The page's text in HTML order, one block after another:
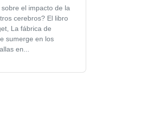
el impacto de la
cerebros? El libro
La fábrica de
sumerge en los
en...